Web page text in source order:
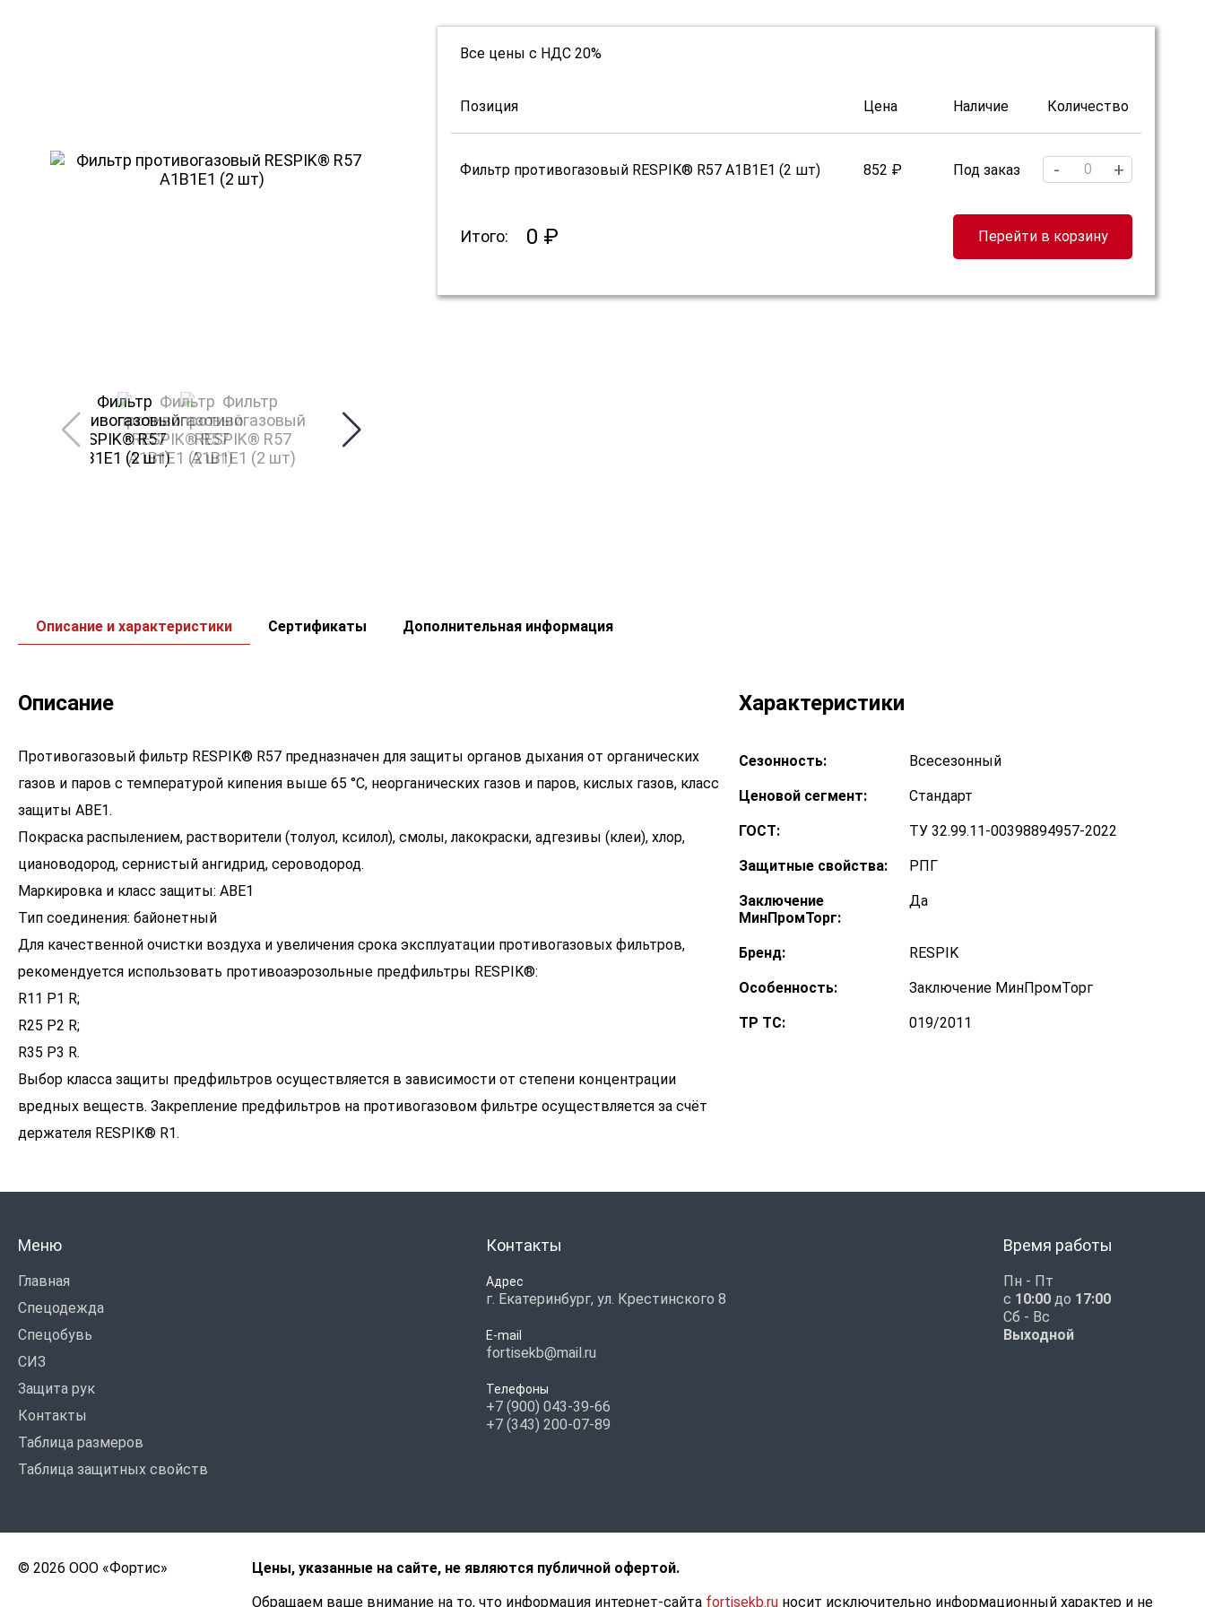
Все цены с НДС 20%
Позиция Цена Наличие Количество
Фильтр противогазовый RESPIK® R57 А1В1Е1 (2 шт) 852 ₽ Под заказ - +
Итого: 0 ₽ Перейти в корзину
Описание и характеристики Сертификаты Дополнительная информация
Описание
Противогазовый фильтр RESPIK® R57 предназначен для защиты органов дыхания от органических
газов и паров с температурой кипения выше 65 °С, неорганических газов и паров, кислых газов, класс
защиты АВЕ1.
Покраска распылением, растворители (толуол, ксилол), смолы, лакокраски, адгезивы (клеи), хлор,
циановодород, сернистый ангидрид, сероводород.
Маркировка и класс защиты: АВЕ1
Тип соединения: байонетный
Для качественной очистки воздуха и увеличения срока эксплуатации противогазовых фильтров,
рекомендуется использовать противоаэрозольные предфильтры RESPIK®:
R11 P1 R;
R25 P2 R;
R35 P3 R.
Выбор класса защиты предфильтров осуществляется в зависимости от степени концентрации
вредных веществ. Закрепление предфильтров на противогазовом фильтре осуществляется за счёт
держателя RESPIK® R1.
Характеристики
Сезонность: Всесезонный
Ценовой сегмент: Стандарт
ГОСТ: ТУ 32.99.11-00398894957-2022
Защитные свойства: РПГ
Заключение
МинПромТорг:
Да
Бренд: RESPIK
Особенность: Заключение МинПромТорг
ТР ТС: 019/2011
Меню
Главная
Спецодежда
Спецобувь
СИЗ
Защита рук
Контакты
Таблица размеров
Таблица защитных свойств
Контакты
Адрес
г. Екатеринбург, ул. Крестинского 8
E-mail
fortisekb@mail.ru
Телефоны
+7 (900) 043-39-66
+7 (343) 200-07-89
Время работы
Пн - Пт
с 10:00 до 17:00
Сб - Вс
Выходной
© 2026 ООО «Фортис»
Цены, указанные на сайте, не являются публичной офертой.
Обращаем ваше внимание на то, что информация интернет-сайта fortisekb.ruносит исключительно информационный характер и не